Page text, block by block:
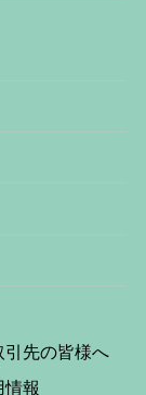
引先の皆様へ
情報